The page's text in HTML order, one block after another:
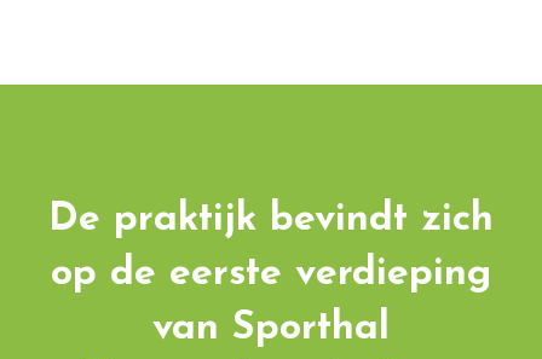
De praktijk bevindt zich
op de eerste verdieping
van Sporthal